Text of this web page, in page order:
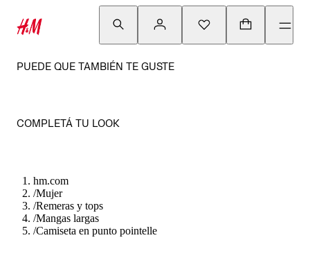
PUEDE QUE TAMBIÉN TE GUSTE
COMPLETÁ TU LOOK
hm.com
/Mujer
/Remeras y tops
/Mangas largas
/Camiseta en punto pointelle